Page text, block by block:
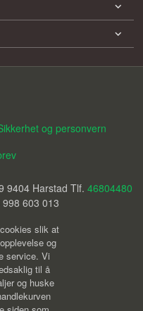
og personvern
9404 Harstad Tlf. 46804480
603 013
slik at
og
service. Vi
til å
og huske